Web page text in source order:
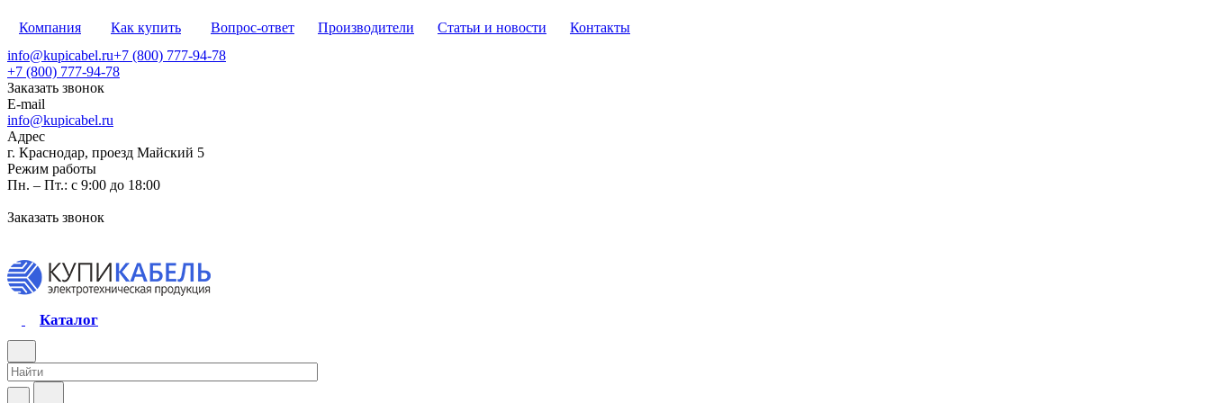
Компания Как купить Вопрос-ответ Производители Статьи и новости
Контакты
info@kupicabel.ru+7 (800) 777-94-78
+7 (800) 777-94-78
Заказать звонок
E-mail
info@kupicabel.ru
Адрес
г. Краснодар, проезд Майский 5
Режим работы
Пн. – Пт.: с 9:00 до 18:00
Заказать звонок
Каталог